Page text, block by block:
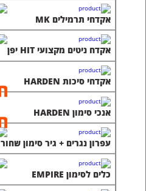
אקדחי תרמילים MK
אקדח ניטים מקצועי HIT יפן
אקדחי סיכות HARDEN
אנכי סימון HARDEN
עפרון נגרים + גיר סימון שחור VAUGHAN
כלים לסימון EMPIRE